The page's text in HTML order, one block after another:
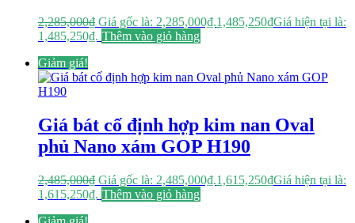
2,285,000₫ Giá gốc là: 2,285,000₫.1,485,250₫Giá hiện tại là:
1,485,250₫. Thêm vào giỏ hàng
Giảm giá!
Giá bát cố định hợp kim nan Oval
phủ Nano xám GOP H190
2,485,000₫ Giá gốc là: 2,485,000₫.1,615,250₫Giá hiện tại là:
1,615,250₫. Thêm vào giỏ hàng